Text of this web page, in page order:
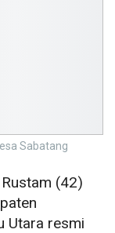
Sabatang
(42)
Utara resmi